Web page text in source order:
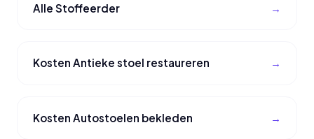
Alle Stoffeerder
Kosten Antieke stoel restaureren
Kosten Autostoelen bekleden